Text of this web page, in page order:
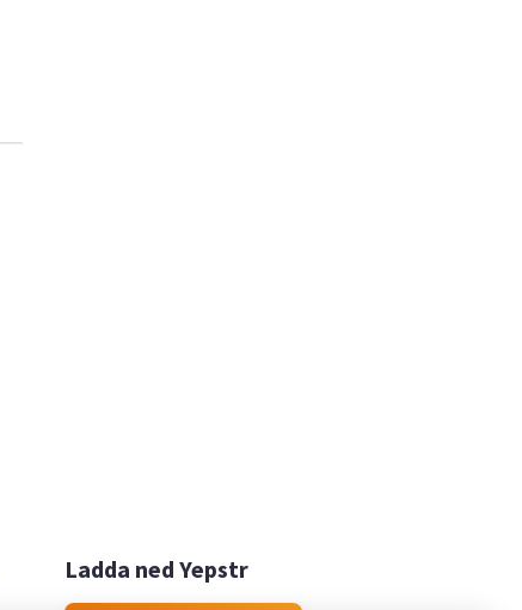
Ladda ned Yepstr